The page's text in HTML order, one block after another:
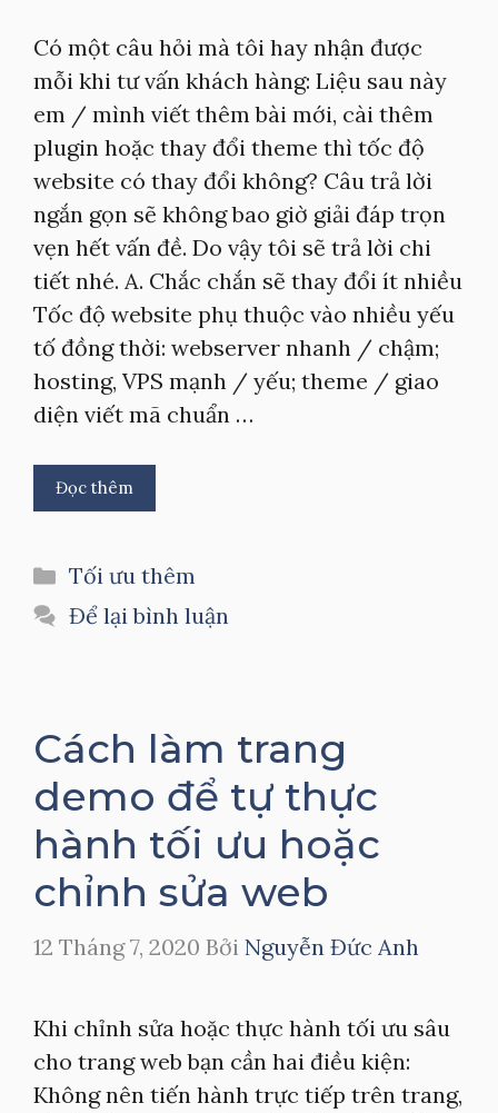
Có một câu hỏi mà tôi hay nhận được
mỗi khi tư vấn khách hàng: Liệu sau này
em / mình viết thêm bài mới, cài thêm
plugin hoặc thay đổi theme thì tốc độ
website có thay đổi không? Câu trả lời
ngắn gọn sẽ không bao giờ giải đáp trọn
vẹn hết vấn đề. Do vậy tôi sẽ trả lời chi
tiết nhé. A. Chắc chắn sẽ thay đổi ít nhiều
Tốc độ website phụ thuộc vào nhiều yếu
tố đồng thời: webserver nhanh / chậm;
hosting, VPS mạnh / yếu; theme / giao
diện viết mã chuẩn …
Đọc thêm
Danh
mục
Tối ưu thêm
Để lại bình luận
Cách làm trang
demo để tự thực
hành tối ưu hoặc
chỉnh sửa web
12 Tháng 7, 2020 Bởi Nguyễn Đức Anh
Khi chỉnh sửa hoặc thực hành tối ưu sâu
cho trang web bạn cần hai điều kiện:
Không nên tiến hành trực tiếp trên trang,